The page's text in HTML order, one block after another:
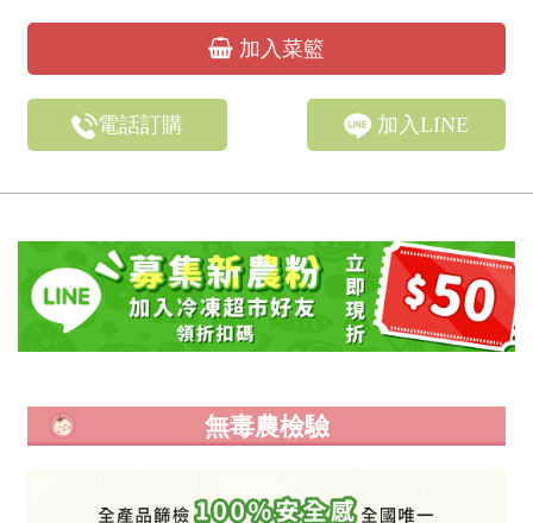
加入菜籃
電話訂購 加入LINE
無毒農檢驗